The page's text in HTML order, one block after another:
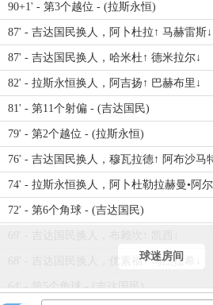
90+1' - 第3个越位 - (拉斯永恒)
87' - 吉达国民换人，阿卜杜拉↑ 马赫雷斯↓
87' - 吉达国民换人，哈米杜↑ 德米拉尔↓
82' - 拉斯永恒换人，阿吉扬↑ 巴赫布里↓
81' - 第11个射偏 - (吉达国民)
79' - 第2个越位 - (拉斯永恒)
76' - 吉达国民换人，穆瓦拉德↑ 阿布沙马
74' - 拉斯永恒换人，阿卜杜勒拉赫曼•阿
72' - 第6个角球 - (吉达国民)
68' - 吉达国民换人，优素福↑ 马杰拉希↓
64' - 第5个角球 - (吉达国民)
球迷房间